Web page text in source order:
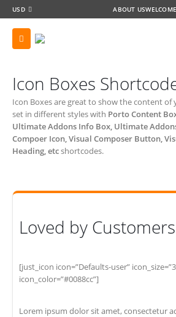
USD ABOUT US
Icon Boxes
Icon Boxes are great to show the content of
set in different styles with Porto Content
Ultimate Addons Info Box, Ultimate
Compoer Icon, Visual Composer Button,
Heading, etcshortcodes.
Loved by Customers
[just_icon icon=”Defaults-user”
icon_color=”#0088cc”]
Lorem ipsum dolor sit amet, consectetur